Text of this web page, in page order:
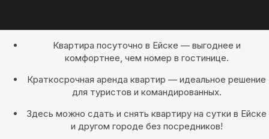
Квартира посуточно в Ейске — выгоднее и
комфортнее, чем номер в гостинице.
Краткосрочная аренда квартир — идеальное решение
для туристов и командированных.
Здесь можно сдать и снять квартиру на сутки в Ейске
и другом городе без посредников!